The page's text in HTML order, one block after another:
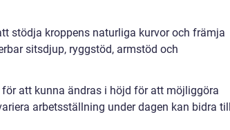
stödja kroppens naturliga kurvor och främja
sitsdjup, ryggstöd, armstöd och
att kunna ändras i höjd för att möjliggöra
arbetsställning under dagen kan bidra till